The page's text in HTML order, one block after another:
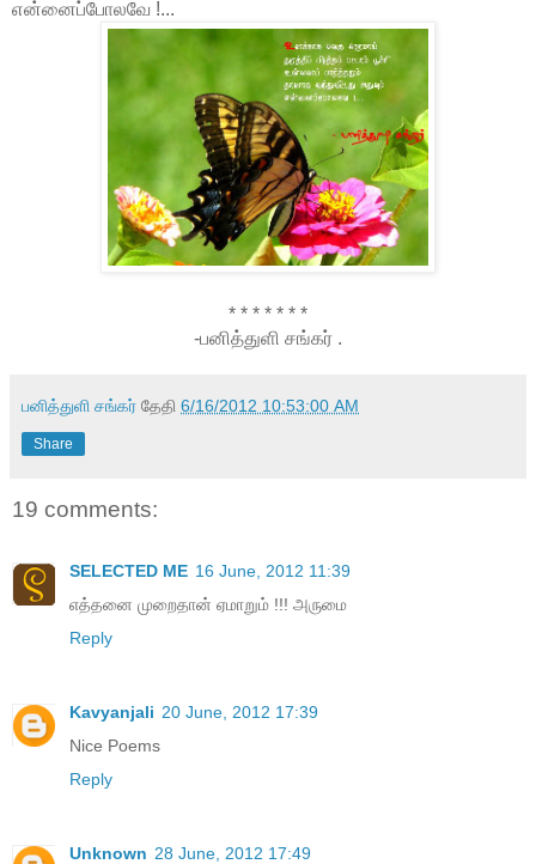
என்னைப்போலவே !...
* * * * * * *
-பனித்துளி சங்கர் .
பனித்துளி சங்கர் தேதி 6/16/2012 10:53:00 AM
Share
19 comments:
SELECTED ME 16 June, 2012 11:39
எத்தனை முறைதான் ஏமாறும் !!! அருமை
Reply
Kavyanjali 20 June, 2012 17:39
Nice Poems
Reply
Unknown 28 June, 2012 17:49